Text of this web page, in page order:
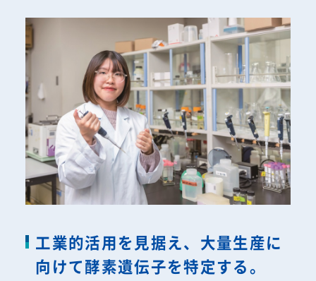
工業的活用を見据え、大量生産に
向けて酵素遺伝子を特定する。